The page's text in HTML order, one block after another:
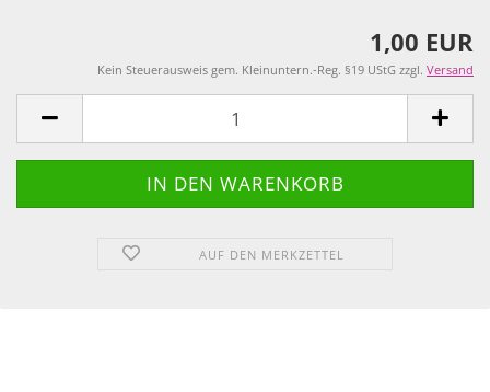
1,00 EUR
Kein Steuerausweis gem. Kleinuntern.-Reg. §19 UStG zzgl. Versand
AUF DEN MERKZETTEL